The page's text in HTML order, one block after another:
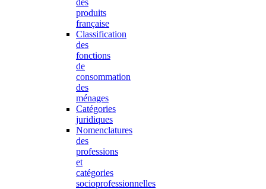
des
produits
française
Classification
des
fonctions
de
consommation
des
ménages
Catégories
juridiques
Nomenclatures
des
professions
et
catégories
socioprofessionnelles